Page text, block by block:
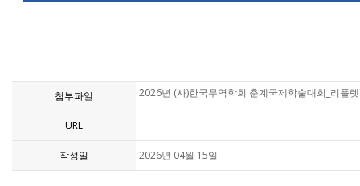
첨부파일 2026년 (사)한국무역학회 춘계국제학술대회_리플
URL
작성일 2026년 04월 15일